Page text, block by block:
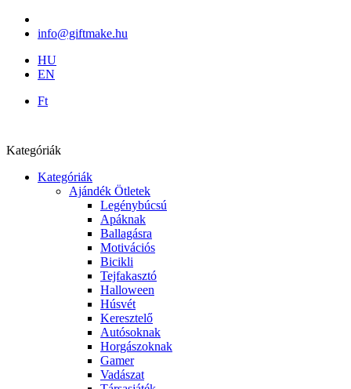
info@giftmake.hu
HU
EN
Ft
Kategóriák
Kategóriák
Ajándék Ötletek
Legénybúcsú
Apáknak
Ballagásra
Motivációs
Bicikli
Tejfakasztó
Halloween
Húsvét
Keresztelő
Autósoknak
Horgászoknak
Gamer
Vadászat